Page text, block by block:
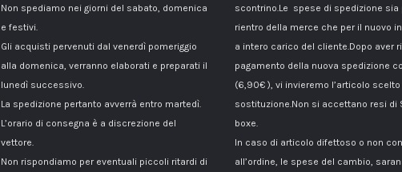
Non spediamo nei giorni del sabato, domenica
e festivi.
Gli acquisti pervenuti dal venerdì pomeriggio
alla domenica, verranno elaborati e preparati il
lunedì successivo.
La spedizione pertanto avverrà entro martedì.
L’orario di consegna è a discrezione del
vettore.
Non rispondiamo per eventuali piccoli ritardi di
scontrino.Le spese di spedizione sia
rientro della merce che per il nuovo
a intero carico del cliente.Dopo aver
pagamento della nuova spedizione
(6,90€ ), vi invieremo l’articolo scelto
sostituzione.Non si accettano resi di
boxe.
In caso di articolo difettoso o non
all’ordine, le spese del cambio,